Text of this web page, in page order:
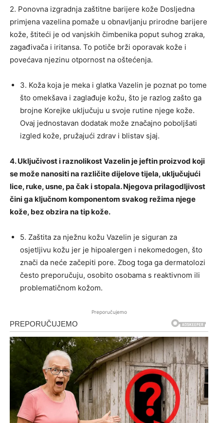
2. Ponovna izgradnja zaštitne barijere kože Dosljedna
primjena vazelina pomaže u obnavljanju prirodne barijere
kože, štiteći je od vanjskih čimbenika poput suhog zraka,
zagađivača i iritansa. To potiče brži oporavak kože i
povećava njezinu otpornost na oštećenja.
3. Koža koja je meka i glatka Vazelin je poznat po tome
što omekšava i zaglađuje kožu, što je razlog zašto ga
brojne Korejke uključuju u svoje rutine njege kože.
Ovaj jednostavan dodatak može značajno poboljšati
izgled kože, pružajući zdrav i blistav sjaj.
4. Uključivost i raznolikost Vazelin je jeftin proizvod koji
se može nanositi na različite dijelove tijela, uključujući
lice, ruke, usne, pa čak i stopala. Njegova prilagodljivost
čini ga ključnom komponentom svakog režima njege
kože, bez obzira na tip kože.
5. Zaštita za nježnu kožu Vazelin je siguran za
osjetljivu kožu jer je hipoalergen i nekomedogen, što
znači da neće začepiti pore. Zbog toga ga dermatolozi
često preporučuju, osobito osobama s reaktivnom ili
problematičnom kožom.
Preporučujemo